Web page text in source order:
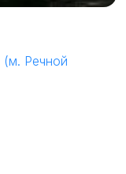
(м. Речной